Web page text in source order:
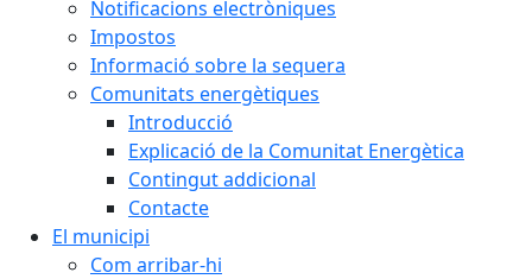
Notificacions electròniques
Impostos
Informació sobre la sequera
Comunitats energètiques
Introducció
Explicació de la Comunitat Energètica
Contingut addicional
Contacte
El municipi
Com arribar-hi